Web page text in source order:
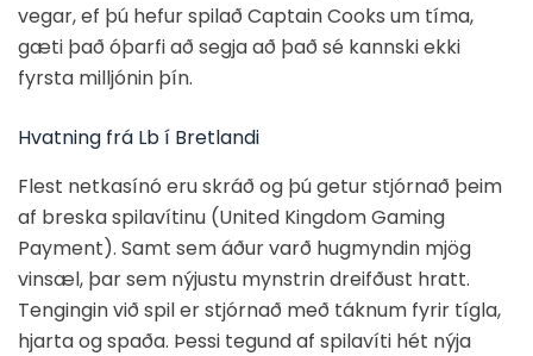
vegar, ef þú hefur spilað Captain Cooks um tíma,
gæti það óþarfi að segja að það sé kannski ekki
fyrsta milljónin þín.
Hvatning frá Lb í Bretlandi
Flest netkasínó eru skráð og þú getur stjórnað þeim
af breska spilavítinu (United Kingdom Gaming
Payment). Samt sem áður varð hugmyndin mjög
vinsæl, þar sem nýjustu mynstrin dreifðust hratt.
Tengingin við spil er stjórnað með táknum fyrir tígla,
hjarta og spaða. Þessi tegund af spilavíti hét nýja